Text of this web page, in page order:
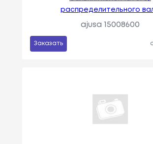
распределительного
ajusa 15008600
Заказать